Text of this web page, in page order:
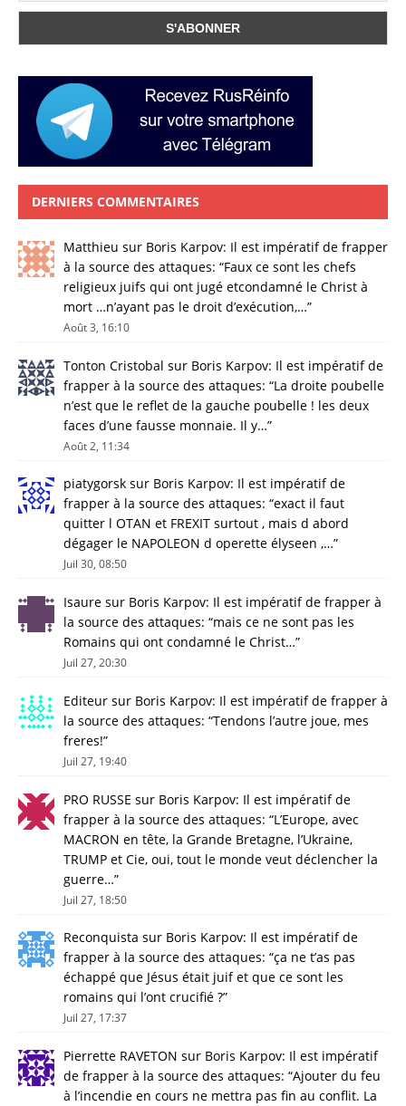
DERNIERS COMMENTAIRES
Matthieu sur Boris Karpov: Il est impératif de frapper
à la source des attaques: “Faux ce sont les chefs
religieux juifs qui ont jugé etcondamné le Christ à
mort …n’ayant pas le droit d’exécution,…”
Août 3, 16:10
Tonton Cristobal sur Boris Karpov: Il est impératif de
frapper à la source des attaques: “La droite poubelle
n’est que le reflet de la gauche poubelle ! les deux
faces d’une fausse monnaie. Il y…”
Août 2, 11:34
piatygorsk sur Boris Karpov: Il est impératif de
frapper à la source des attaques: “exact il faut
quitter l OTAN et FREXIT surtout , mais d abord
dégager le NAPOLEON d operette élyseen ,…”
Juil 30, 08:50
Isaure sur Boris Karpov: Il est impératif de frapper à
la source des attaques: “mais ce ne sont pas les
Romains qui ont condamné le Christ…”
Juil 27, 20:30
Editeur sur Boris Karpov: Il est impératif de frapper à
la source des attaques: “Tendons l’autre joue, mes
freres!”
Juil 27, 19:40
PRO RUSSE sur Boris Karpov: Il est impératif de
frapper à la source des attaques: “L’Europe, avec
MACRON en tête, la Grande Bretagne, l’Ukraine,
TRUMP et Cie, oui, tout le monde veut déclencher la
guerre…”
Juil 27, 18:50
Reconquista sur Boris Karpov: Il est impératif de
frapper à la source des attaques: “ça ne t’as pas
échappé que Jésus était juif et que ce sont les
romains qui l’ont crucifié ?”
Juil 27, 17:37
Pierrette RAVETON sur Boris Karpov: Il est impératif
de frapper à la source des attaques: “Ajouter du feu
à l’incendie en cours ne mettra pas fin au conflit. La